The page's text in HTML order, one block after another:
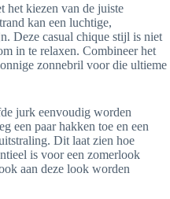
het kiezen van de juiste
kan een luchtige,
Deze casual chique stijl is niet
in te relaxen. Combineer het
zonnebril voor die ultieme
jurk eenvoudig worden
een paar hakken toe en een
Dit laat zien hoe
is voor een zomerlook
aan deze look worden